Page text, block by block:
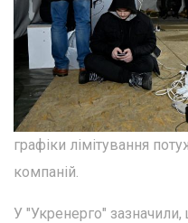
графіки лімітування
компаній.
У "Укренерго"